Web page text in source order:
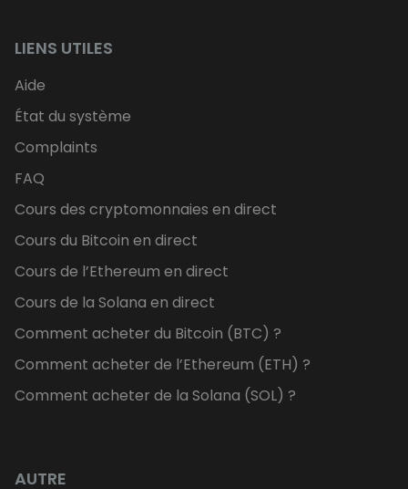
LIENS UTILES
Aide
État du système
Complaints
FAQ
Cours des cryptomonnaies en direct
Cours du Bitcoin en direct
Cours de l’Ethereum en direct
Cours de la Solana en direct
Comment acheter du Bitcoin (BTC) ?
Comment acheter de l’Ethereum (ETH) ?
Comment acheter de la Solana (SOL) ?
AUTRE